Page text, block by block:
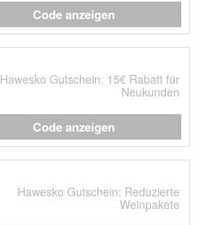
Code anzeigen
Hawesko Gutschein: 15€ Rabatt für
Neukunden
Code anzeigen
Hawesko Gutschein: Reduzierte
Weinpakete